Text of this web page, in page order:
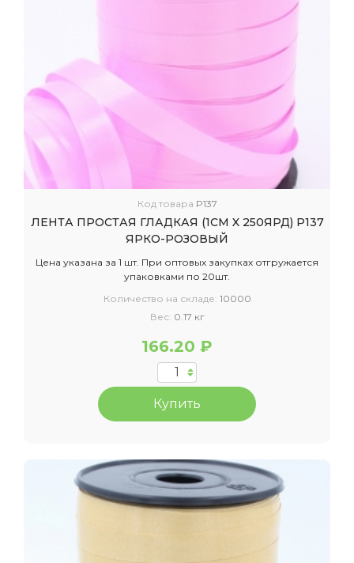
Код товара P137
ЛЕНТА ПРОСТАЯ ГЛАДКАЯ (1СМ X 250ЯРД) P137
ЯРКО-РОЗОВЫЙ
Цена указана за 1 шт. При оптовых закупках отгружается
упаковками по 20шт.
Количество на складе: 10000
Вес: 0.17 кг
166.20 ₽
Купить